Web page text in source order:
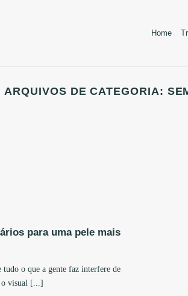
Home
ARQUIVOS DE CATEGORIA:
para uma pele mais
tudo o que a gente faz interfere de
visual [...]